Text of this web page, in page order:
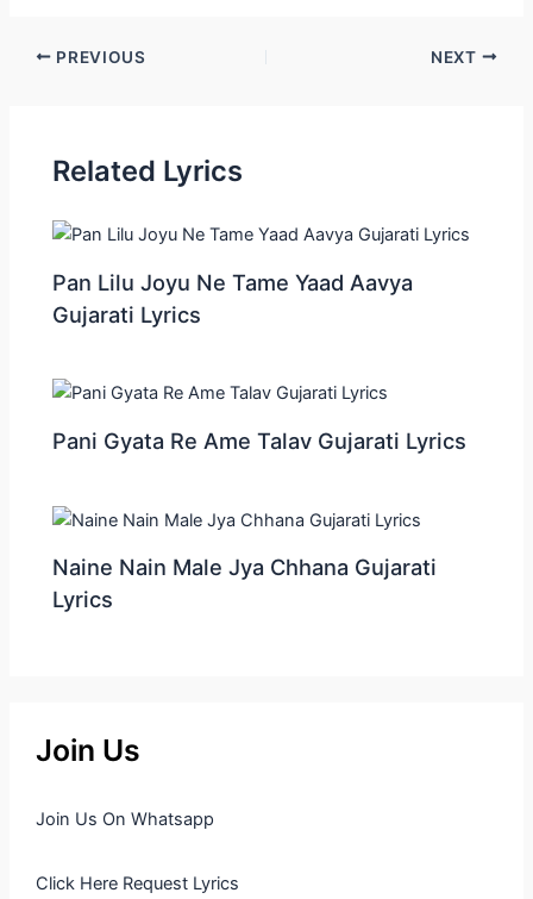
Post
PREVIOUS NEXT
Related Lyrics
Pan Lilu Joyu Ne Tame Yaad Aavya
Gujarati Lyrics
Pani Gyata Re Ame Talav Gujarati Lyrics
Naine Nain Male Jya Chhana Gujarati
Lyrics
Join Us
Join Us On Whatsapp
Click Here Request Lyrics